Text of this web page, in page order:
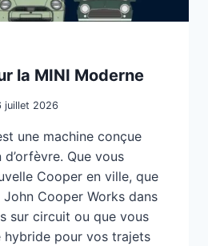
la MINI Moderne
juillet 2026
une machine conçue
Que vous
Cooper en ville, que
Cooper Works dans
sur circuit ou que vous
hybride pour vos trajets